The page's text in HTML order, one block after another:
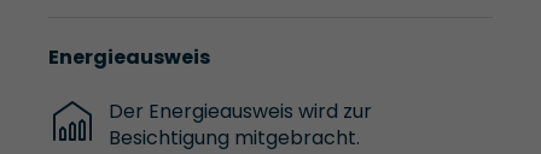
Energieausweis
Der Energieausweis wird zur
Besichtigung mitgebracht.